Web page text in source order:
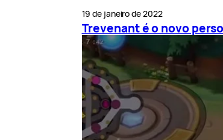
19 de janeiro de 2022
Trevenant é o novo